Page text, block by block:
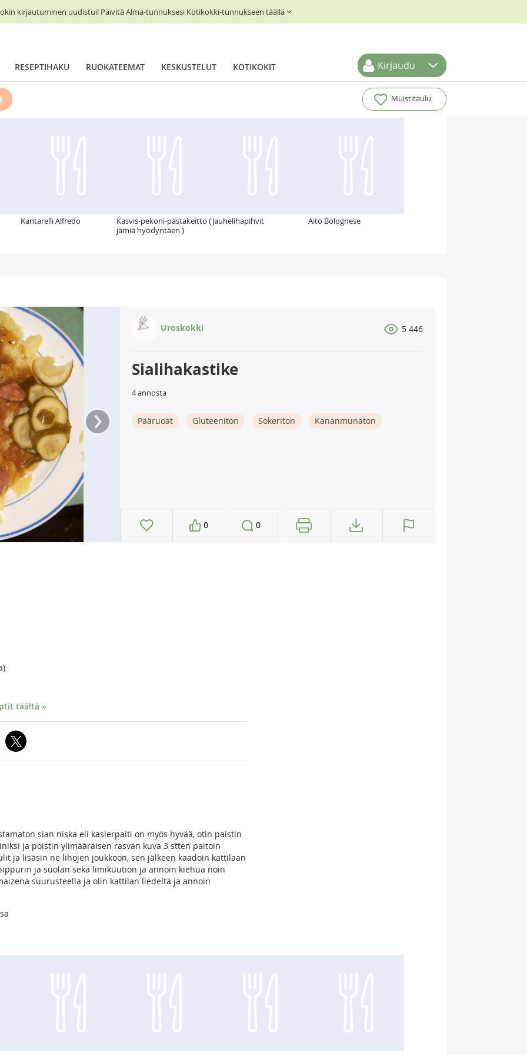
kirjautuminen uudistui! Päivitä Alma-tunnuksesi Kotikokki-tunnukseen täällä
RESEPTIHAKU RUOKATEEMAT KESKUSTELUT KOTIKOKIT Kirjaudu
Muistitaulu
Kantarelli Alfredo
Kasvis-pekoni-pastakeitto (
jämiä hyödyntäen )
Jauhelihapihvit Aito Bolognese
›
Uroskokki 5 446
Sialihakastike
4 annosta
Pääruoat Gluteeniton Sokeriton Kananmunaton
0 0
täältä »
sian niska eli kaslerpaiti on myös hyvää, otin paistin
ja poistin ylimääräisen rasvan kuva 3 stten paitoin
ja lisäsin ne lihojen joukkoon, sen jälkeen kaadoin kattilaan
ja suolan sekä limikuution ja annoin kiehua noin
suurusteella ja olin kattilan liedeltä ja annoin